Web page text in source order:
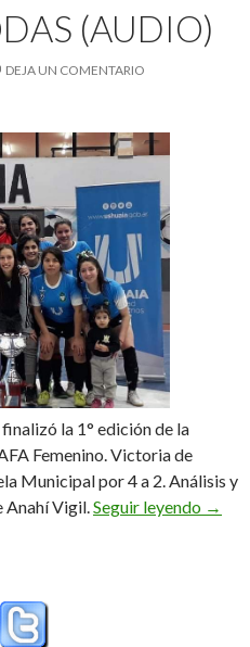
(AUDIO)
DEJA UN COMENTARIO
la 1° edición de la
Femenino. Victoria de
Municipal por 4 a 2. Análisis y
Anahí Vigil.Seguir leyendo →